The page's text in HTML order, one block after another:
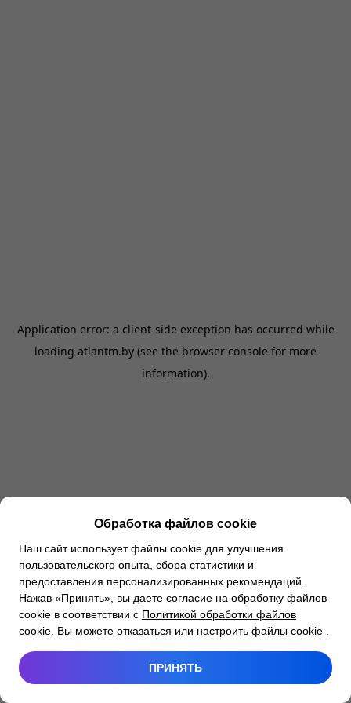
Application error: a client-side exception has occurred while
loading atlantm.by (see the browser console for more
information).
Обработка файлов cookie
Наш сайт использует файлы cookie для улучшения
пользовательского опыта, сбора статистики и
предоставления персонализированных рекомендаций.
Нажав «Принять», вы даете согласие на обработку файлов
cookie в соответствии с Политикой обработки файлов
cookie . Вы можете отказаться или настроить файлы cookie
ПРИНЯТЬ